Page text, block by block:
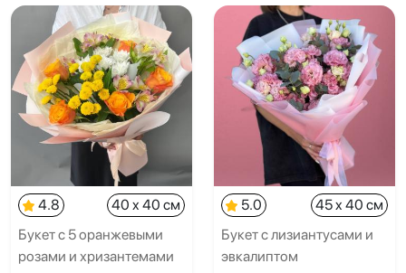
4.8
40 x 40 см
Букет с 5 оранжевыми
розами и хризантемами
5.0
45 x 40 см
Букет с лизиантусами и
эвкалиптом